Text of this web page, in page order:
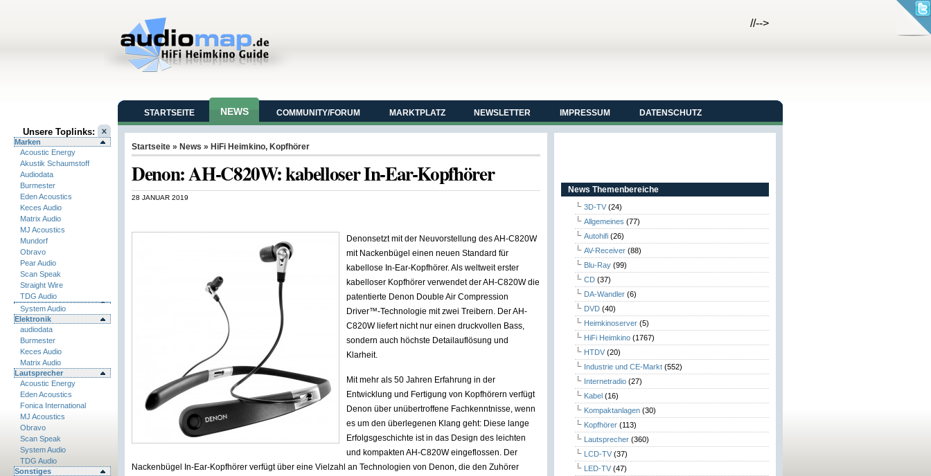
//-->
Unsere Toplinks:
Marken
Acoustic Energy
Akustik Schaumstoff
Audiodata
Burmester
Eden Acoustics
Keces Audio
Matrix Audio
MJ Acoustics
Mundorf
Obravo
Pear Audio
Scan Speak
Straight Wire
TDG Audio
System Audio
Elektronik
audiodata
Burmester
Keces Audio
Matrix Audio
Lautsprecher
Acoustic Energy
Eden Acoustics
Fonica International
MJ Acoustics
Obravo
Scan Speak
System Audio
TDG Audio
Sonstiges
STARTSEITE NEWS COMMUNITY/FORUM MARKTPLATZ NEWSLETTER IMPRESSUM DATENSCHUTZ
Startseite » News » HiFi Heimkino, Kopfhörer
Denon: AH-C820W: kabelloser In-Ear-Kopfhörer
28 JANUAR 2019
Denonsetzt mit der Neuvorstellung des AH-C820W
mit Nackenbügel einen neuen Standard für
kabellose In-Ear-Kopfhörer. Als weltweit erster
kabelloser Kopfhörer verwendet der AH-C820W die
patentierte Denon Double Air Compression
Driver™-Technologie mit zwei Treibern. Der AH-
C820W liefert nicht nur einen druckvollen Bass,
sondern auch höchste Detailauflösung und
Klarheit.
Mit mehr als 50 Jahren Erfahrung in der
Entwicklung und Fertigung von Kopfhörern verfügt
Denon über unübertroffene Fachkenntnisse, wenn
es um den überlegenen Klang geht: Diese lange
Erfolgsgeschichte ist in das Design des leichten
und kompakten AH-C820W eingeflossen. Der
Nackenbügel In-Ear-Kopfhörer verfügt über eine Vielzahl an Technologien von Denon, die den Zuhörer
News Themenbereiche
3D-TV (24)
Allgemeines (77)
Autohifi (26)
AV-Receiver (88)
Blu-Ray (99)
CD (37)
DA-Wandler (6)
DVD (40)
Heimkinoserver (5)
HiFi Heimkino (1767)
HTDV (20)
Industrie und CE-Markt (552)
Internetradio (27)
Kabel (16)
Kompaktanlagen (30)
Kopfhörer (113)
Lautsprecher (360)
LCD-TV (37)
LED-TV (47)